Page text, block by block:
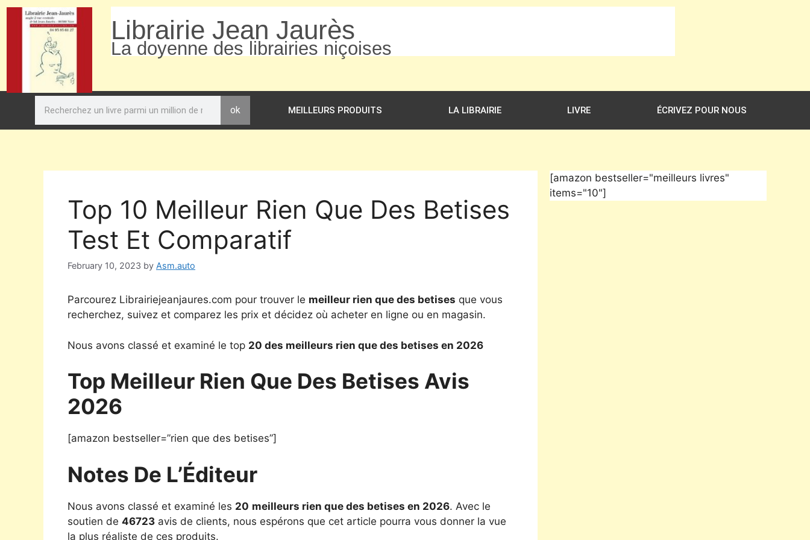
Librairie Jean Jaurès
La doyenne des librairies niçoises
ok MEILLEURS PRODUITS LA LIBRAIRIE LIVRE ÉCRIVEZ POUR NOUS
Top 10 Meilleur Rien Que Des Betises
Test Et Comparatif
February 10, 2023 by Asm.auto
Parcourez Librairiejeanjaures.com pour trouver le meilleur rien que des betises que vous
recherchez, suivez et comparez les prix et décidez où acheter en ligne ou en magasin.
Nous avons classé et examiné le top 20 des meilleurs rien que des betises en 2026
Top Meilleur Rien Que Des Betises Avis
2026
[amazon bestseller=”rien que des betises”]
Notes De L’Éditeur
Nous avons classé et examiné les 20 meilleurs rien que des betises en 2026. Avec le
soutien de 46723 avis de clients, nous espérons que cet article pourra vous donner la vue
la plus réaliste de ces produits.
[amazon bestseller="meilleurs livres"
items="10"]